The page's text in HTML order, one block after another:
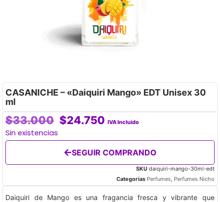
CASANICHE – «Daiquiri Mango» EDT Unisex 30
ml
$33.000 $24.750 IVA Incluido
Sin existencias
SEGUIR COMPRANDO
SKU daiquiri-mango-30ml-edt
Categorías Perfumes, Perfumes Nicho
Daiquiri de Mango es una fragancia fresca y vibrante que